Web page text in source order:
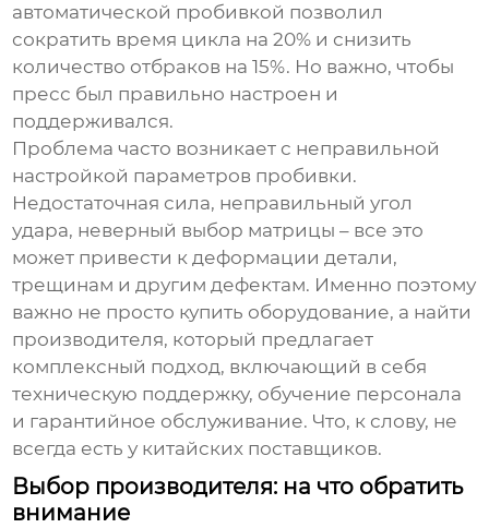
автоматической пробивкой позволил
сократить время цикла на 20% и снизить
количество отбраков на 15%. Но важно, чтобы
пресс был правильно настроен и
поддерживался.
Проблема часто возникает с неправильной
настройкой параметров пробивки.
Недостаточная сила, неправильный угол
удара, неверный выбор матрицы – все это
может привести к деформации детали,
трещинам и другим дефектам. Именно поэтому
важно не просто купить оборудование, а найти
производителя, который предлагает
комплексный подход, включающий в себя
техническую поддержку, обучение персонала
и гарантийное обслуживание. Что, к слову, не
всегда есть у китайских поставщиков.
Выбор производителя: на что обратить
внимание